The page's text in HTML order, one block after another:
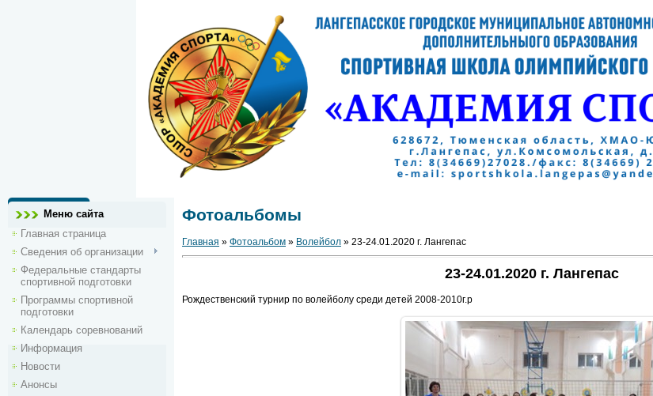
Меню сайта
Главная страница
Сведения об организации
Федеральные стандарты
спортивной подготовки
Программы спортивной
подготовки
Календарь соревнований
Информация
Новости
Анонсы
Фотоальбомы
Главная » Фотоальбом » Волейбол » 23-24.01.2020 г. Лангепас
23-24.01.2020 г. Лангепас
Рождественский турнир по волейболу среди детей 2008-2010г.р